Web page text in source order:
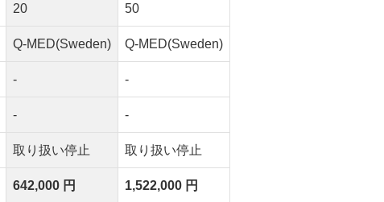
20 50
Q-MED(Sweden) Q-MED(Sweden)
- -
- -
取り扱い停止 取り扱い停止
642,000 円 1,522,000 円